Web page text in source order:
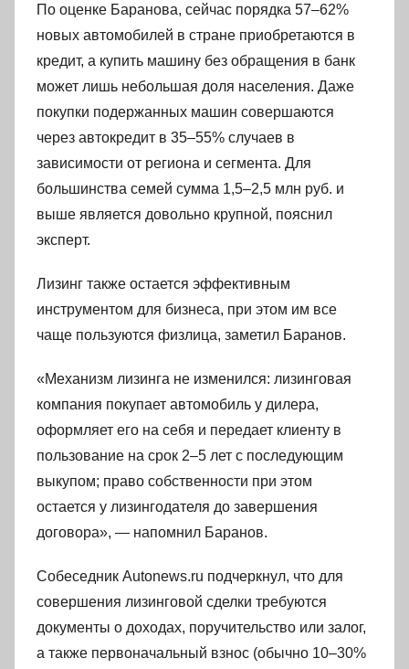
По оценке Баранова, сейчас порядка 57–62%
новых автомобилей в стране приобретаются в
кредит, а купить машину без обращения в банк
может лишь небольшая доля населения. Даже
покупки подержанных машин совершаются
через автокредит в 35–55% случаев в
зависимости от региона и сегмента. Для
большинства семей сумма 1,5–2,5 млн руб. и
выше является довольно крупной, пояснил
эксперт.
Лизинг также остается эффективным
инструментом для бизнеса, при этом им все
чаще пользуются физлица, заметил Баранов.
«Механизм лизинга не изменился: лизинговая
компания покупает автомобиль у дилера,
оформляет его на себя и передает клиенту в
пользование на срок 2–5 лет с последующим
выкупом; право собственности при этом
остается у лизингодателя до завершения
договора», — напомнил Баранов.
Собеседник Autonews.ru подчеркнул, что для
совершения лизинговой сделки требуются
документы о доходах, поручительство или залог,
а также первоначальный взнос (обычно 10–30%